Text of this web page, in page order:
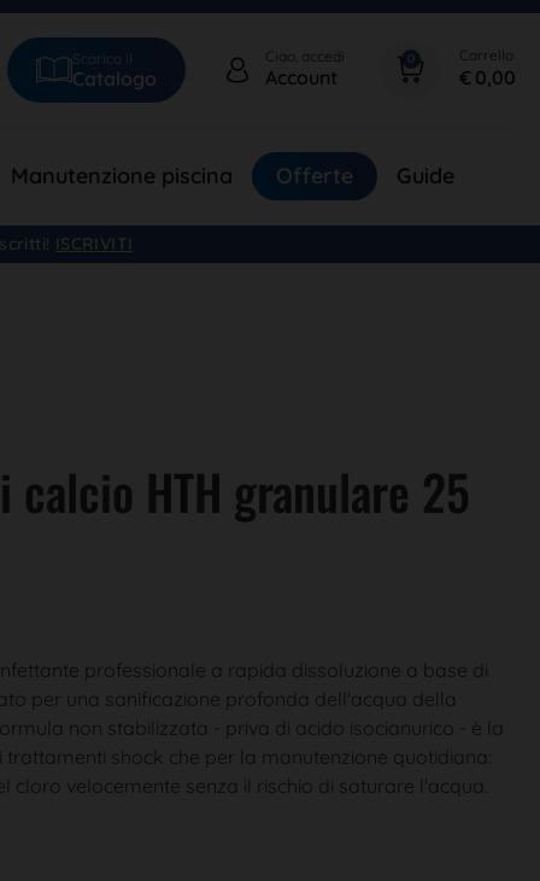
Catalogo
Scarica il Ciao, accedi
Account € 0,00
0
Manutenzione piscina Offerte Guide
ISCRIVITI
HTH granulare 25
professionale a rapida dissoluzione a base di
per una sanificazione profonda dell'acqua della
non stabilizzata - priva di acido isocianurico - è la
trattamenti shock che per la manutenzione quotidiana:
cloro velocemente senza il rischio di saturare l'acqua.